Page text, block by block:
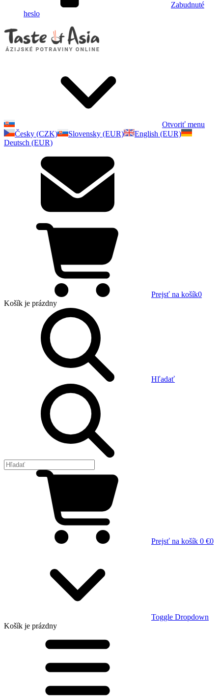
Zabudnuté
heslo
Otvoriť menu
Česky (CZK)
Slovensky (EUR)
English (EUR)
Deutsch (EUR)
Prejsť na košík0
Košík je prázdny
Hľadať
Prejsť na košík 0 €0
Toggle Dropdown
Košík je prázdny